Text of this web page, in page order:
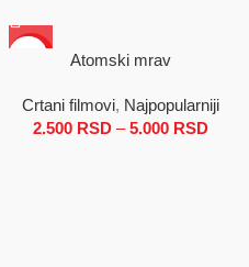
Raspon cena: od 2.500 RSD do
Atomski mrav
Crtani filmovi, Najpopularniji
2.500 RSD – 5.000 RSD